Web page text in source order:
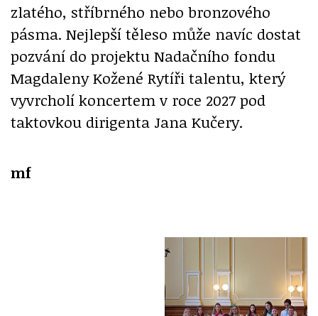
zlatého, stříbrného nebo bronzového
pásma. Nejlepší těleso může navíc dostat
pozvání do projektu Nadačního fondu
Magdaleny Kožené Rytíři talentu, který
vyvrcholí koncertem v roce 2027 pod
taktovkou dirigenta Jana Kučery.
mf